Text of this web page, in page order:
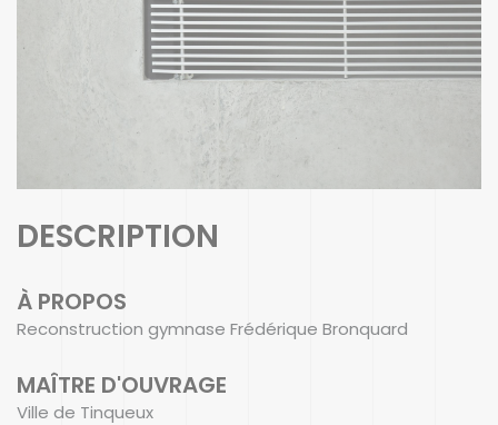
DESCRIPTION
À PROPOS
Reconstruction gymnase Frédérique Bronquard
MAÎTRE D'OUVRAGE
Ville de Tinqueux